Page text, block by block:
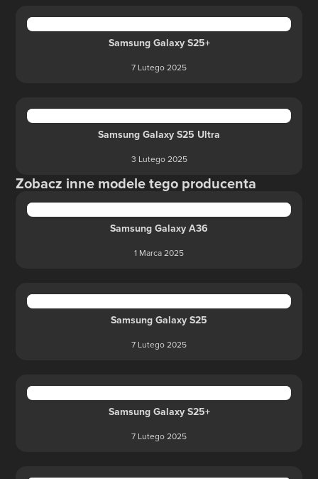
Samsung Galaxy S25+
7 Lutego 2025
Samsung Galaxy S25 Ultra
3 Lutego 2025
Zobacz inne modele tego producenta
Samsung Galaxy A36
1 Marca 2025
Samsung Galaxy S25
7 Lutego 2025
Samsung Galaxy S25+
7 Lutego 2025